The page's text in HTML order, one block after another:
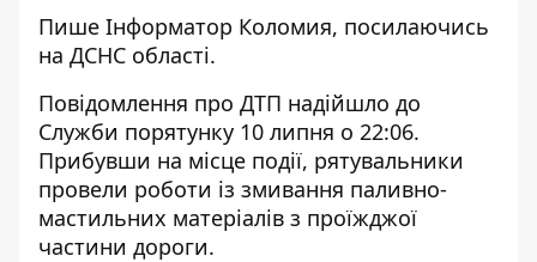
Пише Інформатор Коломия, посилаючись
на ДСНС області.
Повідомлення про ДТП надійшло до
Служби порятунку 10 липня о 22:06.
Прибувши на місце події, рятувальники
провели роботи із змивання паливно-
мастильних матеріалів з проїжджої
частини дороги.